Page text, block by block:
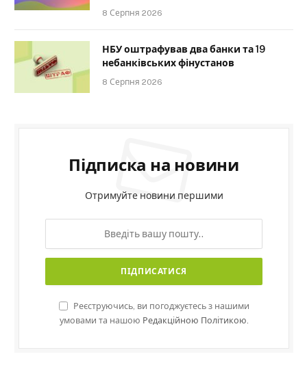
8 Серпня 2026
НБУ оштрафував два банки та 19
небанківських фінустанов
8 Серпня 2026
Підписка на новини
Отримуйте новини першими
Реєструючись, ви погоджуєтесь з нашими
умовами та нашою Редакційною Політикою.